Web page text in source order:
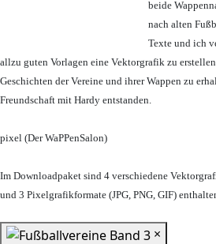
beide
nach alten
Texte und ich
allzu guten Vorlagen eine Vektorgrafik zu
Geschichten der Vereine und ihrer Wappen zu
Freundschaft mit Hardy entstanden.
pixel (Der WaPPenSalon)
Im Downloadpaket sind 4 verschiedene
und 3 Pixelgrafikformate (JPG, PNG, GIF)
×